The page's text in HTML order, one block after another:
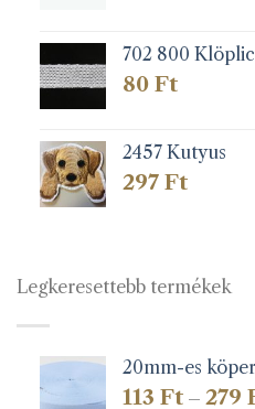
702 800
80 Ft
2457 Kutyus
297 Ft
Legkeresettebb termékek
20mm-es
113 Ft – 279